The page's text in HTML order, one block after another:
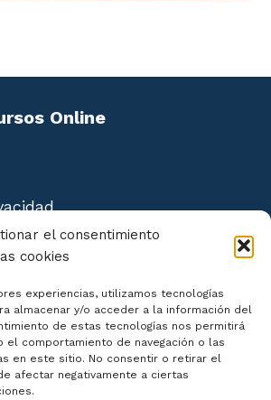
el consentimiento
cookies
experiencias, utilizamos tecnologías
almacenar y/o acceder a la información del
de estas tecnologías nos permitirá
el comportamiento de navegación o las
en este sitio. No consentir o retirar el
afectar negativamente a ciertas
mercantiles
de datos de salud
de exclusión publicitaria
información de denuncias
Online
de Accesibilidad